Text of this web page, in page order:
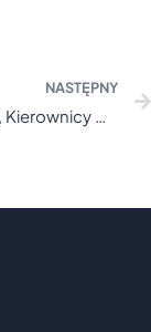
NASTĘPNY